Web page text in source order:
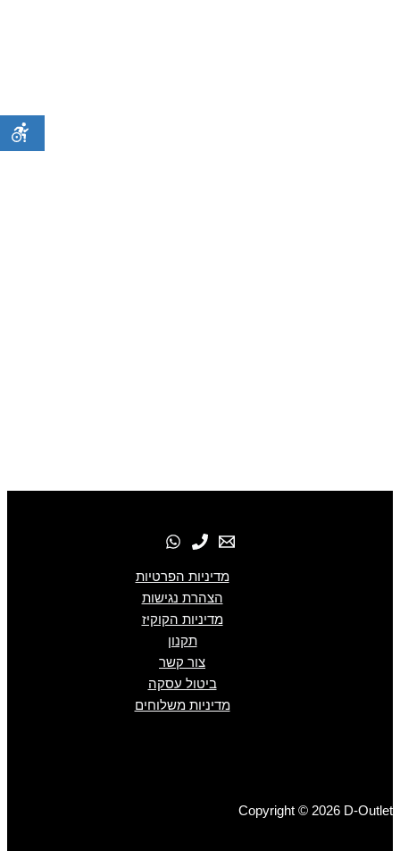
מדיניות הפרטיות
הצהרת נגישות
מדיניות הקוקיז
תקנון
צור קשר
ביטול עסקה
מדיניות משלוחים
Copyright © 2026 D-Outlet